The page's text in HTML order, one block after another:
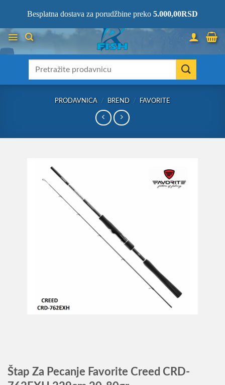
content
MESTU!
PRODAVNICA / BREND / FAVORITE
Štap Za Pecanje Favorite Creed CRD-
Besplatna dostava za porudžbine preko 5.000,00RSD